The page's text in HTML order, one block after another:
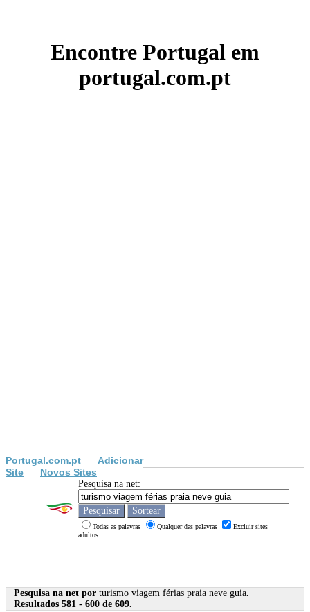
Encontre Portugal em
portugal.com.pt
Portugal.com.pt
Adicionar
Site
Novos Sites
Pesquisa na net:
Todas as palavras Qualquer das palavras
Excluir sites
adultos
Pesquisa na net por turismo viagem férias praia neve guia.
Resultados 581 - 600 de 609.